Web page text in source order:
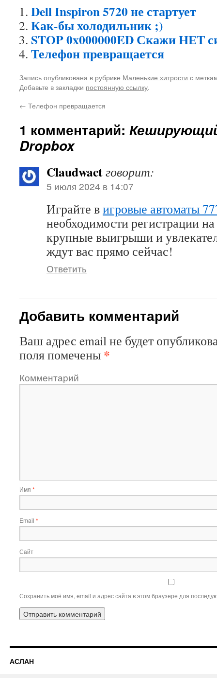
Dell Inspiron 5720 не стартует
Как-бы холодильник ;)
STOP 0x000000ED Скажи НЕТ
Телефон превращается
Запись опубликована в рубрике Маленькие хитрости с
Добавьте в закладки постоянную ссылку.
← Телефон превращается
1 комментарий:
Dropbox
Claudwactговорит:
5 июля 2024 в 14:07
Играйте вигровые автоматы
необходимости регистрации
крупные выигрыши и
ждут вас прямо сейчас!
Ответить
Добавить комментарий
Ваш адрес email не будет
поля помечены *
Комментарий
Имя *
Email *
Сайт
Сохранить моё имя, email и адрес сайта в этом браузере для
АСЛАН